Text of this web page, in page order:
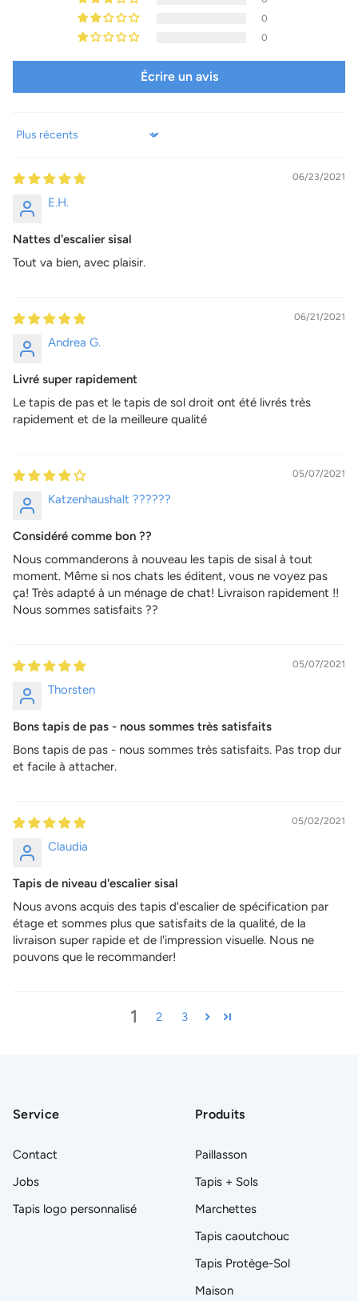
0
0
Écrire un avis
Sort by
06/23/2021
E.H.
Nattes d'escalier sisal
Tout va bien, avec plaisir.
06/21/2021
Andrea G.
Livré super rapidement
Le tapis de pas et le tapis de sol droit ont été livrés très
rapidement et de la meilleure qualité
05/07/2021
Katzenhaushalt ??????
Considéré comme bon ??
Nous commanderons à nouveau les tapis de sisal à tout
moment. Même si nos chats les éditent, vous ne voyez pas
ça! Très adapté à un ménage de chat! Livraison rapidement !!
Nous sommes satisfaits ??
05/07/2021
Thorsten
Bons tapis de pas - nous sommes très satisfaits
Bons tapis de pas - nous sommes très satisfaits. Pas trop dur
et facile à attacher.
05/02/2021
Claudia
Tapis de niveau d'escalier sisal
Nous avons acquis des tapis d'escalier de spécification par
étage et sommes plus que satisfaits de la qualité, de la
livraison super rapide et de l'impression visuelle. Nous ne
pouvons que le recommander!
1 2 3
Service
Contact
Jobs
Tapis logo personnalisé
Produits
Paillasson
Tapis + Sols
Marchettes
Tapis caoutchouc
Tapis Protège-Sol
Maison